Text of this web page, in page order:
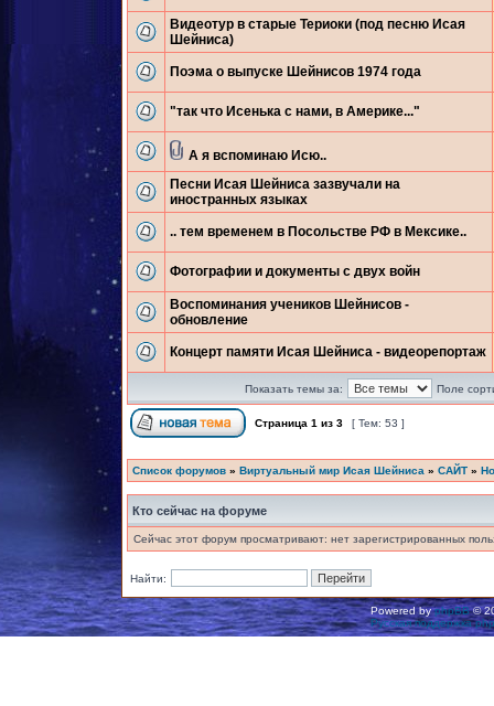
Видеотур в старые Териоки (под песню Исая
Шейниса)
Поэма о выпуске Шейнисов 1974 года
"так что Исенька с нами, в Америке..."
А я вспоминаю Исю..
Песни Исая Шейниса зазвучали на
иностранных языках
.. тем временем в Посольстве РФ в Мексике..
Фотографии и документы с двух войн
Воспоминания учеников Шейнисов -
обновление
Концерт памяти Исая Шейниса - видеорепортаж
Показать темы за: Поле
Страница 1 из 3 [ Тем: 53 ]
Список форумов » Виртуальный мир Исая Шейниса » САЙТ »
Кто сейчас на форуме
Сейчас этот форум просматривают: нет зарегистрированных
Найти:
Powered byphpBB©
Русская поддержка